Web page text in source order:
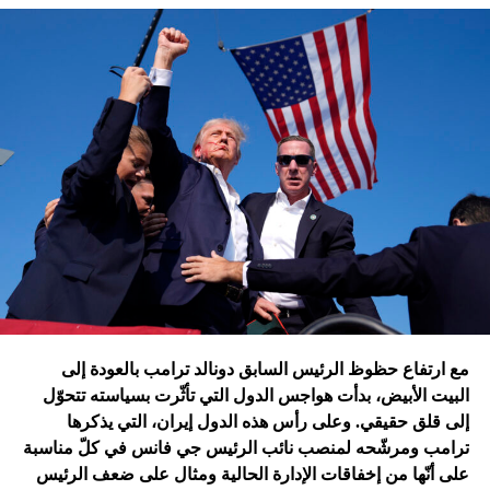
تقُم بمثله غارات التحالف الدولي؟ أم هي تدمير الطائرات
الإسرائيلية للمرّة الأولى مستودعاً لصواريخ الحزب في عمق
الجنوب في عدلون في قضاء الزهراني؟
ترامب الذي أكّد أنّه سينهي الحروب
التي اندلعت في عهد بايدن، قد
يضغط على إسرائيل لوقف الحرب
في غزة
إدارة بايدن ونهاية منظومة.. وانتقام نتنياهو
فتح باباً كبيراً على تحوّلات جذرية في السياسة الأميركية وتعاطي
إسرائيل معها، أبرزها:
مع ارتفاع حظوظ الرئيس السابق دونالد ترامب بالعودة إلى
البيت الأبيض، بدأت هواجس الدول التي تأثّرت بسياسته تتحوّل
إلى قلق حقيقي. وعلى رأس هذه الدول إيران، التي يذكرها
ترامب ومرشّحه لمنصب نائب الرئيس جي فانس في كلّ مناسبة
على أنّها من إخفاقات الإدارة الحالية ومثال على ضعف الرئيس